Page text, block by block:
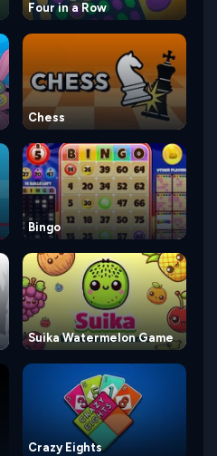
Four in a Row
Chess
Bingo
Suika Watermelon Game
Crazy Eights